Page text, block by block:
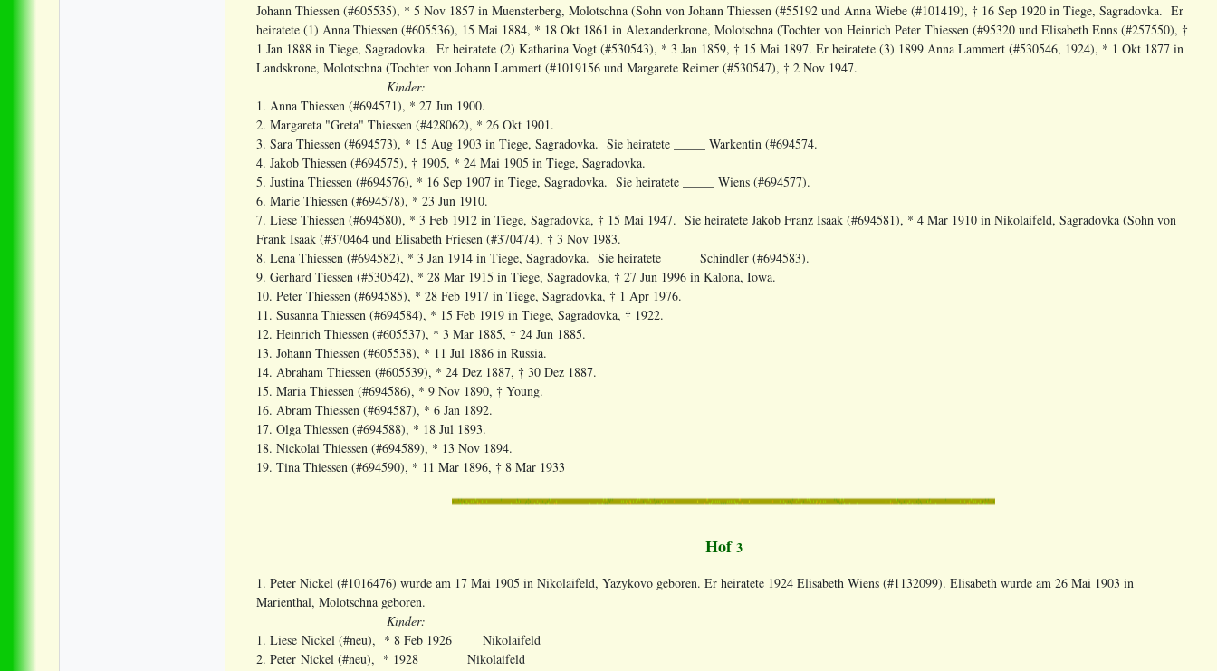
Johann Thiessen (#605535), * 5 Nov 1857 in Muensterberg, Molotschna (Sohn von Johann Thiessen (#55192 und Anna Wiebe (#101419), † 16 Sep 1920 in Tiege, Sagradovka. Er
heiratete (1) Anna Thiessen (#605536), 15 Mai 1884, * 18 Okt 1861 in Alexanderkrone, Molotschna (Tochter von Heinrich Peter Thiessen (#95320 und Elisabeth Enns (#257550), †
1 Jan 1888 in Tiege, Sagradovka. Er heiratete (2) Katharina Vogt (#530543), * 3 Jan 1859, † 15 Mai 1897. Er heiratete (3) 1899 Anna Lammert (#530546, 1924), * 1 Okt 1877 in
Landskrone, Molotschna (Tochter von Johann Lammert (#1019156 und Margarete Reimer (#530547), † 2 Nov 1947.
Kinder:
1. Anna Thiessen (#694571), * 27 Jun 1900.
2. Margareta "Greta" Thiessen (#428062), * 26 Okt 1901.
3. Sara Thiessen (#694573), * 15 Aug 1903 in Tiege, Sagradovka. Sie heiratete _____ Warkentin (#694574.
4. Jakob Thiessen (#694575), † 1905, * 24 Mai 1905 in Tiege, Sagradovka.
5. Justina Thiessen (#694576), * 16 Sep 1907 in Tiege, Sagradovka. Sie heiratete _____ Wiens (#694577).
6. Marie Thiessen (#694578), * 23 Jun 1910.
7. Liese Thiessen (#694580), * 3 Feb 1912 in Tiege, Sagradovka, † 15 Mai 1947. Sie heiratete Jakob Franz Isaak (#694581), * 4 Mar 1910 in Nikolaifeld, Sagradovka (Sohn von
Frank Isaak (#370464 und Elisabeth Friesen (#370474), † 3 Nov 1983.
8. Lena Thiessen (#694582), * 3 Jan 1914 in Tiege, Sagradovka. Sie heiratete _____ Schindler (#694583).
9. Gerhard Tiessen (#530542), * 28 Mar 1915 in Tiege, Sagradovka, † 27 Jun 1996 in Kalona, Iowa.
10. Peter Thiessen (#694585), * 28 Feb 1917 in Tiege, Sagradovka, † 1 Apr 1976.
11. Susanna Thiessen (#694584), * 15 Feb 1919 in Tiege, Sagradovka, † 1922.
12. Heinrich Thiessen (#605537), * 3 Mar 1885, † 24 Jun 1885.
13. Johann Thiessen (#605538), * 11 Jul 1886 in Russia.
14. Abraham Thiessen (#605539), * 24 Dez 1887, † 30 Dez 1887.
15. Maria Thiessen (#694586), * 9 Nov 1890, † Young.
16. Abram Thiessen (#694587), * 6 Jan 1892.
17. Olga Thiessen (#694588), * 18 Jul 1893.
18. Nickolai Thiessen (#694589), * 13 Nov 1894.
19. Tina Thiessen (#694590), * 11 Mar 1896, † 8 Mar 1933
Hof3
1. Peter Nickel (#1016476) wurde am 17 Mai 1905 in Nikolaifeld, Yazykovo geboren. Er heiratete 1924 Elisabeth Wiens (#1132099). Elisabeth wurde am 26 Mai 1903 in
Marienthal, Molotschna geboren.
Kinder:
1. Liese Nickel (#neu), * 8 Feb 1926 Nikolaifeld
2. Peter Nickel (#neu), * 1928 Nikolaifeld